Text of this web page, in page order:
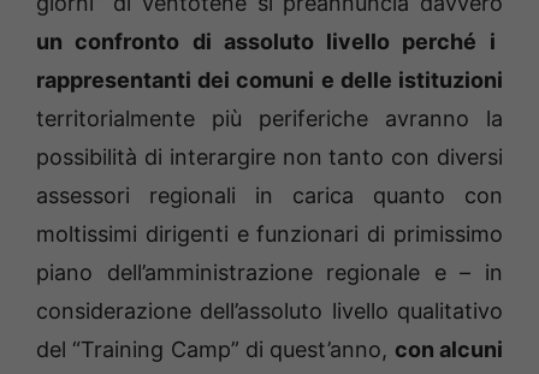
un confronto di assoluto livello perché i
rappresentanti dei comuni e delle istituzioni
territorialmente più periferiche avranno la
possibilità di interargire non tanto con diversi
assessori regionali in carica quanto con
moltissimi dirigenti e funzionari di primissimo
piano dell’amministrazione regionale e – in
considerazione dell’assoluto livello qualitativo
del “Training Camp” di quest’anno, con alcuni